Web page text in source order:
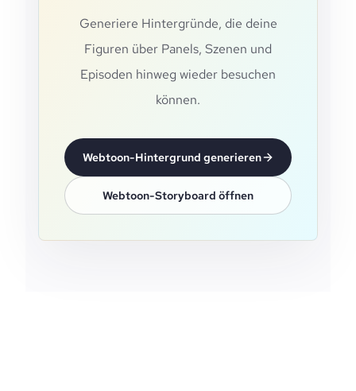
Generiere Hintergründe, die deine
Figuren über Panels, Szenen und
Episoden hinweg wieder besuchen
können.
Webtoon-Hintergrund generieren
Webtoon-Storyboard öffnen